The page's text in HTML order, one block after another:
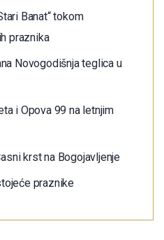
Banat“ tokom
praznika
Novogodišnja teglica u
i Opova 99 na letnjim
krst na Bogojavljenje
praznike